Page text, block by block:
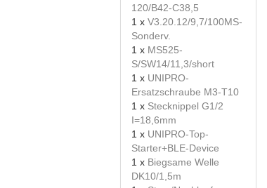
120/B42-C38,5
1 x V3.20.12/9,7/100MS-
Sonderv.
1 x MS525-
S/SW14/11,3/short
1 x UNIPRO-
Ersatzschraube M3-T10
1 x Stecknippel G1/2
I=18,6mm
1 x UNIPRO-Top-
Starter+BLE-Device
1 x Biegsame Welle
DK10/1,5m